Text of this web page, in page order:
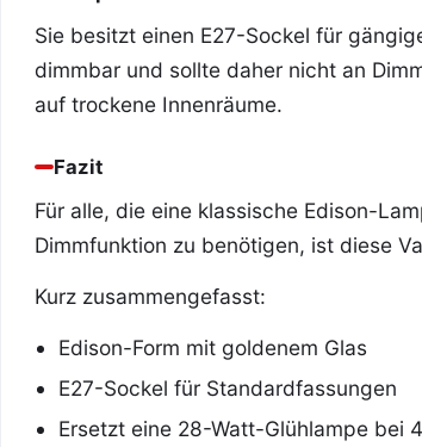
Sie besitzt einen E27-Sockel für
dimmbar und sollte daher nicht an
auf trockene Innenräume.
Fazit
Für alle, die eine klassische Edison-
Dimmfunktion zu benötigen, ist diese
Kurz zusammengefasst:
Edison-Form mit goldenem Glas
E27-Sockel für Standardfassungen
Ersetzt eine 28-Watt-Glühlampe bei